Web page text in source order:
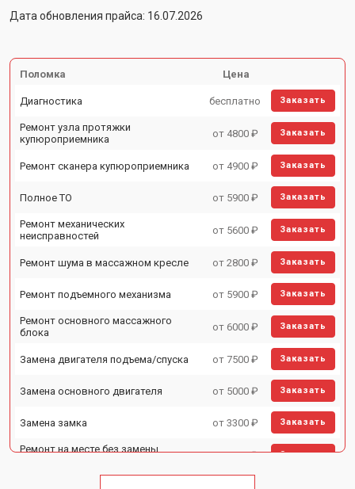
Дата обновления прайса: 16.07.2026
Поломка Цена
Диагностика бесплатно Заказать
Ремонт узла протяжки
купюроприемника
от 4800 ₽ Заказать
Ремонт сканера купюроприемника от 4900 ₽ Заказать
Полное ТО от 5900 ₽ Заказать
Ремонт механических
неисправностей
от 5600 ₽ Заказать
Ремонт шума в массажном кресле от 2800 ₽ Заказать
Ремонт подъемного механизма от 5900 ₽ Заказать
Ремонт основного массажного
блока
от 6000 ₽ Заказать
Замена двигателя подъема/спуска от 7500 ₽ Заказать
Замена основного двигателя от 5000 ₽ Заказать
Замена замка от 3300 ₽ Заказать
Ремонт на месте без замены
от 3200 ₽ Заказать